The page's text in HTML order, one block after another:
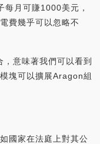
每月可賺1000美元，
費幾乎可以忽略不
意味著我們可以看到
塊可以擴展Aragon組
國家在法庭上對其公